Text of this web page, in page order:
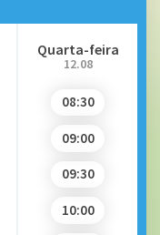
Quarta-feira
12.08
08:30
09:00
09:30
10:00